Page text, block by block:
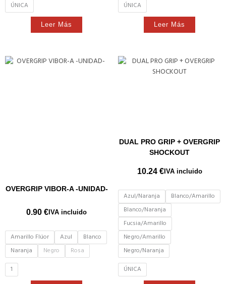
ÚNICA
Leer Más
ÚNICA
Leer Más
OVERGRIP VIBOR-A -UNIDAD-
0.90 € IVA incluido
Amarillo Flúor Azul
Blanco
Naranja
Negro
Rosa
1
DUAL PRO GRIP + OVERGRIP
SHOCKOUT
10.24 €IVA incluido
Azul/Naranja
Blanco/Amarillo
Blanco/Naranja
Fucsia/Amarillo
Negro/Amarillo
Negro/Naranja
ÚNICA